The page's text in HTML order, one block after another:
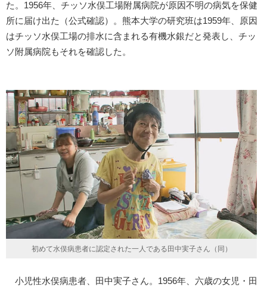
た。1956年、チッソ水俣工場附属病院が原因不明の病気を保健
所に届け出た（公式確認）。熊本大学の研究班は1959年、原因
はチッソ水俣工場の排水に含まれる有機水銀だと発表し、チッ
ソ附属病院もそれを確認した。
初めて水俣病患者に認定された一人である田中実子さん（同）
小児性水俣病患者、田中実子さん。1956年、六歳の女児・田